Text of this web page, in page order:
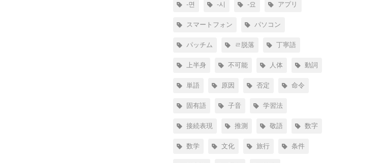
-면 -시 -요 アプリ
スマートフォン パソコン
パッチム ㄹ脱落 丁寧語
上半身 不可能 人体 動詞
単語 原因 否定 命令
固有語 子音 学習法
接続表現 推測 敬語 数字
数学 文化 旅行 条件